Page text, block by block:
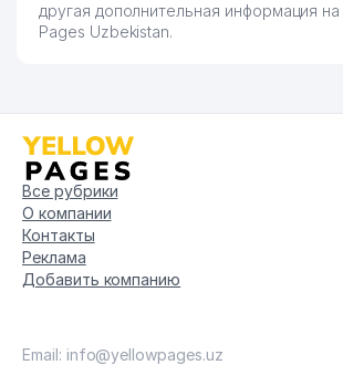
другая дополнительная информация
Pages Uzbekistan.
Все рубрики
О компании
Контакты
Реклама
Добавить компанию
Email: info@yellowpages.uz